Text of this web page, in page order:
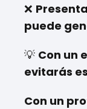
❌
puede
💡 Con un
evitarás
Con un